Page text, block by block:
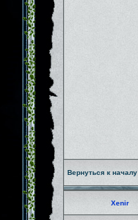
Вернуться к началу
Xenir